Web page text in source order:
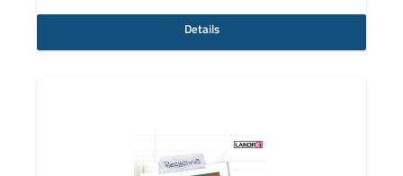
Details